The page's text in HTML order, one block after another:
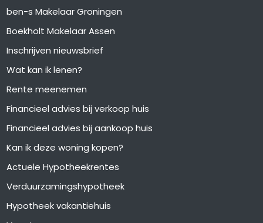
ben-s Makelaar Groningen
Boekholt Makelaar Assen
Inschrijven nieuwsbrief
Wat kan ik lenen?
Rente meenemen
Financieel advies bij verkoop huis
Financieel advies bij aankoop huis
Kan ik deze woning kopen?
Actuele Hypotheekrentes
Verduurzamingshypotheek
Hypotheek vakantiehuis